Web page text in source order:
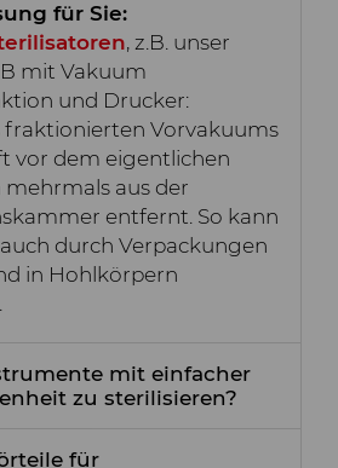
für Sie:
, z.B. unser
mit Vakuum
und Drucker:
fraktionierten Vorvakuums
vor dem eigentlichen
mehrmals aus der
entfernt. So kann
durch Verpackungen
in Hohlkörpern
mit einfacher
zu sterilisieren?
für